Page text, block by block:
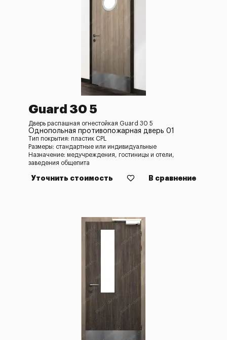
Guard 30 5
Дверь распашная огнестойкая Guard 30 5
Однопольная противопожарная дверь 01
Тип покрытия: пластик CPL
Размеры: стандартные или индивидуальные
Назначение: медучреждения, гостиницы и отели,
заведения общепита
Уточнить стоимость В сравнение